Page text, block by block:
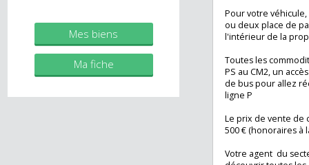
jerome@avanzini-
immobilier.fr
Jouissez aussi
gagner en
une terrasse,
d'ajouter plus
Pour votre
ou deux place
l'intérieur de la
Toutes les
PS au CM2, un
ligne P